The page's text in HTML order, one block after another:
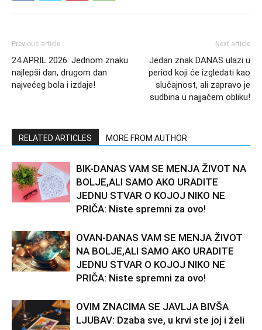
Previous article
24.APRIL 2026: Jednom znaku
najlepši dan, drugom dan
najvećeg bola i izdaje!
Next article
Jedan znak DANAS ulazi u
period koji će izgledati kao
slučajnost, ali zapravo je
sudbina u najjačem obliku!
RELATED ARTICLES MORE FROM AUTHOR
BIK-DANAS VAM SE MENJA ŽIVOT NA
BOLJE,ALI SAMO AKO URADITE
JEDNU STVAR O KOJOJ NIKO NE
PRIČA: Niste spremni za ovo!
OVAN-DANAS VAM SE MENJA ŽIVOT
NA BOLJE,ALI SAMO AKO URADITE
JEDNU STVAR O KOJOJ NIKO NE
PRIČA: Niste spremni za ovo!
OVIM ZNACIMA SE JAVLJA BIVŠA
LJUBAV: Dzaba sve, u krvi ste joj i želi